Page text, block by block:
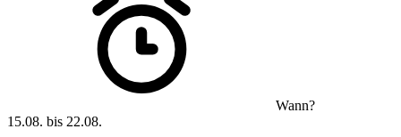
Wann?
15.08. bis 22.08.